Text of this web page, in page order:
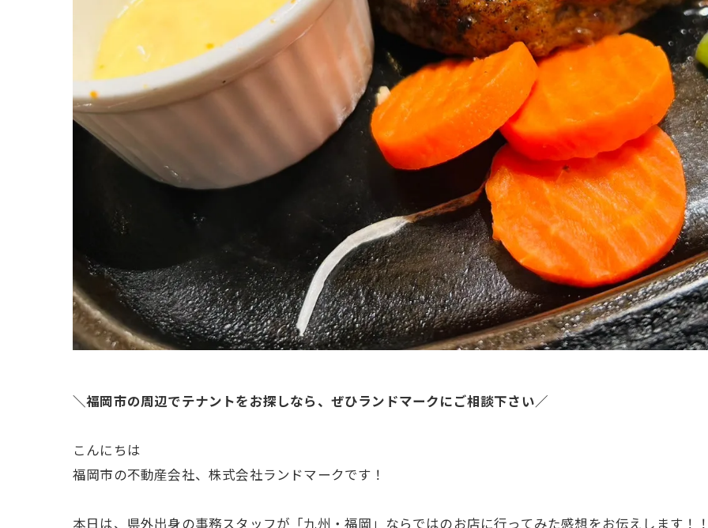
＼福岡市の周辺でテナントをお探しなら、ぜひランドマークにご相談下さい／
こんにちは
福岡市の不動産会社、株式会社ランドマークです！
本日は、県外出身の事務スタッフが「九州・福岡」ならではのお店に行ってみた感想をお伝えします！